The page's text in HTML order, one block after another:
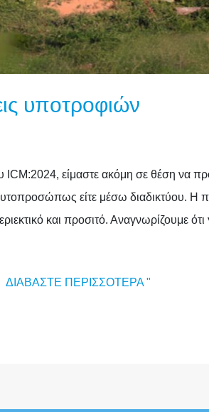
υποτροφιών
ICM:2024, είμαστε ακόμη σε θέση να
είτε μέσω διαδικτύου. Η
και προσιτό. Αναγνωρίζουμε
ΔΙΑΒΆΣΤΕ ΠΕΡΙΣΣΌΤΕΡΑ "